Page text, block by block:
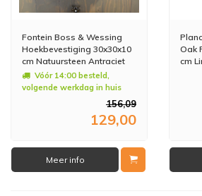
Fontein Boss & Wessing
Hoekbevestiging 30x30x10
cm Natuursteen Antraciet
Vóór 14:00 besteld,
volgende werkdag in huis
156,09
129,00
Meer info
Oak
cm